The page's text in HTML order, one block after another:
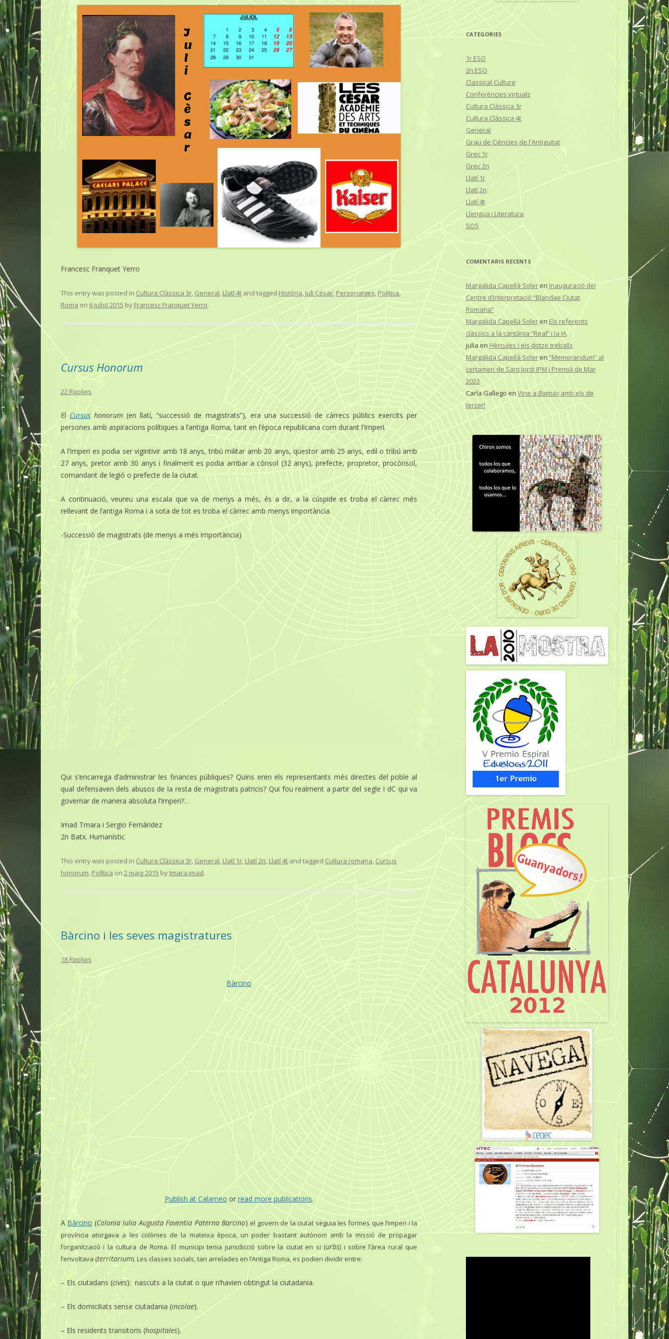
Francesc Franquet Yerro
This entry was posted in Cultura Clàssica 3r, General, Llatí 4t and tagged Història, Juli César, Personatges, Política,
Roma on 6 juliol 2015 by Francesc Franquet Yerro.
Cursus Honorum
22 Replies
El Cursus honorum (en llatí, “successió de magistrats”), era una successió de càrrecs públics exercits per
persones amb aspiracions polítiques a l’antiga Roma, tant en l’època republicana com durant l’Imperi.
A l’Imperi es podia ser vigintivir amb 18 anys, tribú militar amb 20 anys, qüestor amb 25 anys, edil o tribú amb
27 anys, pretor amb 30 anys i finalment es podia arribar a cònsol (32 anys), prefecte, propretor,procònsol,
comandant de legió o prefecte de la ciutat.
A continuació, veureu una escala que va de menys a més, és a dir, a la cúspide es troba el càrrec més
rellevant de l’antiga Roma i a sota de tot es troba el càrrec amb menys importància.
-Successió de magistrats (de menys a més importància)
Qui s’encarrega d’administrar les finances públiques? Quins eren els representants més directes del poble al
qual defensaven dels abusos de la resta de magistrats patricis? Qui fou realment a partir del segle I dC qui va
governar de manera absoluta l’Imperi?…
Imad Tmara i Sergio Fernández
2n Batx. Humanístic
This entry was posted in Cultura Clàssica 3r, General, Llatí 1r, Llatí 2n, Llatí 4t and tagged Cultura romana,Cursus
honorum, Política on 2 maig 2015 bytmara.imad.
Bàrcino i les seves magistratures
18 Replies
Bàrcino
Publish at Calameo or read more publications.
A Bàrcino (Colonia Iulia Augusta Faventia Paterna Barcino) el govern de la ciutat seguia les formes que l’imperi i la
província atorgava a les colònies de la mateixa època, un poder bastant autònom amb la missió de propagar
l’organització i la cultura de Roma. El municipi tenia jurisdicció sobre la ciutat en si (urbs) i sobre l’àrea rural que
l’envoltava (territorium). Les classes socials, tan arrelades en l’Antiga Roma, es podien dividir entre:
– Els ciutadans (cives): nascuts a la ciutat o que n’havien obtingut la ciutadania.
– Els domiciliats sense ciutadania (incolae).
– Els residents transitoris (hospitales).
CATEGORIES
1r ESO
2n ESO
Classical Culture
Conferències virtuals
Cultura Clàssica 3r
Cultura Clàssica 4t
General
Grau de Ciències de l'Antiguitat
Grec 1r
Grec 2n
Llatí 1r
Llatí 2n
Llatí 4t
Llengua i Literatura
SOS
COMENTARIS RECENTS
Margalida Capellà Soleren Inauguració del
Centre d’Interpretació “Blandae Ciutat
Romana”
Margalida Capellà Soleren Els referents
clàssics a la cantània “Real” i la IA
julia en Hèrcules i els dotze treballs
Margalida Capellà Soleren “Memorandum” al
certamen de Sant Jordi IPM i Premià de Mar
2023
Carla Gallego en Vine a Baetuloamb els de
tercer!